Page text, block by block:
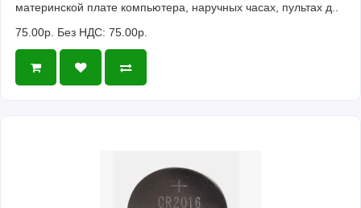
материнской плате компьютера, наручных часах, пультах д..
75.00р. Без НДС: 75.00р.